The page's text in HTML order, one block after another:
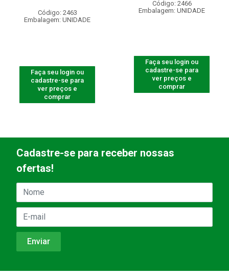
Código: 2463
Embalagem: UNIDADE
Faça seu login ou
cadastre-se para
ver preços e
comprar
Código: 2466
Embalagem: UNIDADE
Faça seu login ou
cadastre-se para
ver preços e
comprar
Cadastre-se para receber nossas
ofertas!